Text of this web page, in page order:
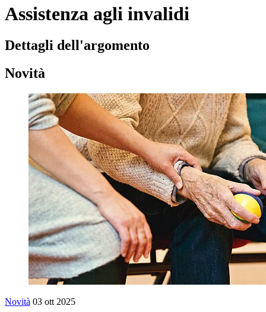
Assistenza agli invalidi
Dettagli dell'argomento
Novità
Novità 03 ott 2025